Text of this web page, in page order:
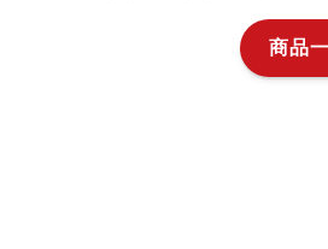
商品